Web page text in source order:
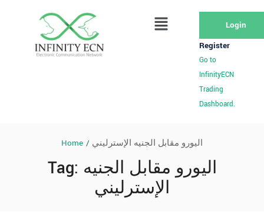
Login
Register
Go to
InfinityECN
Trading
Dashboard.
Home / اليورو مقابل الجنيه الإسترليني
Tag: اليورو مقابل الجنيه
الإسترليني